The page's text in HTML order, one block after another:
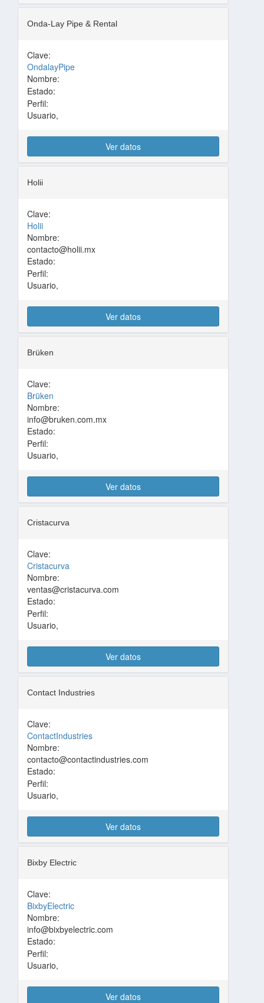
Onda-Lay Pipe & Rental
Clave:
OndalayPipe
Nombre:
Estado:
Perfil:
Usuario,
Ver datos
Holii
Clave:
Holii
Nombre:
contacto@holii.mx
Estado:
Perfil:
Usuario,
Ver datos
Brüken
Clave:
Brüken
Nombre:
info@bruken.com.mx
Estado:
Perfil:
Usuario,
Ver datos
Cristacurva
Clave:
Cristacurva
Nombre:
ventas@cristacurva.com
Estado:
Perfil:
Usuario,
Ver datos
Contact Industries
Clave:
ContactIndustries
Nombre:
contacto@contactindustries.com
Estado:
Perfil:
Usuario,
Ver datos
Bixby Electric
Clave:
BixbyElectric
Nombre:
info@bixbyelectric.com
Estado:
Perfil:
Usuario,
Ver datos